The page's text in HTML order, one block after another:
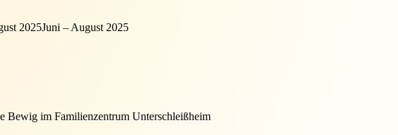
2025Juni – August 2025
Bewig im Familienzentrum Unterschleißheim